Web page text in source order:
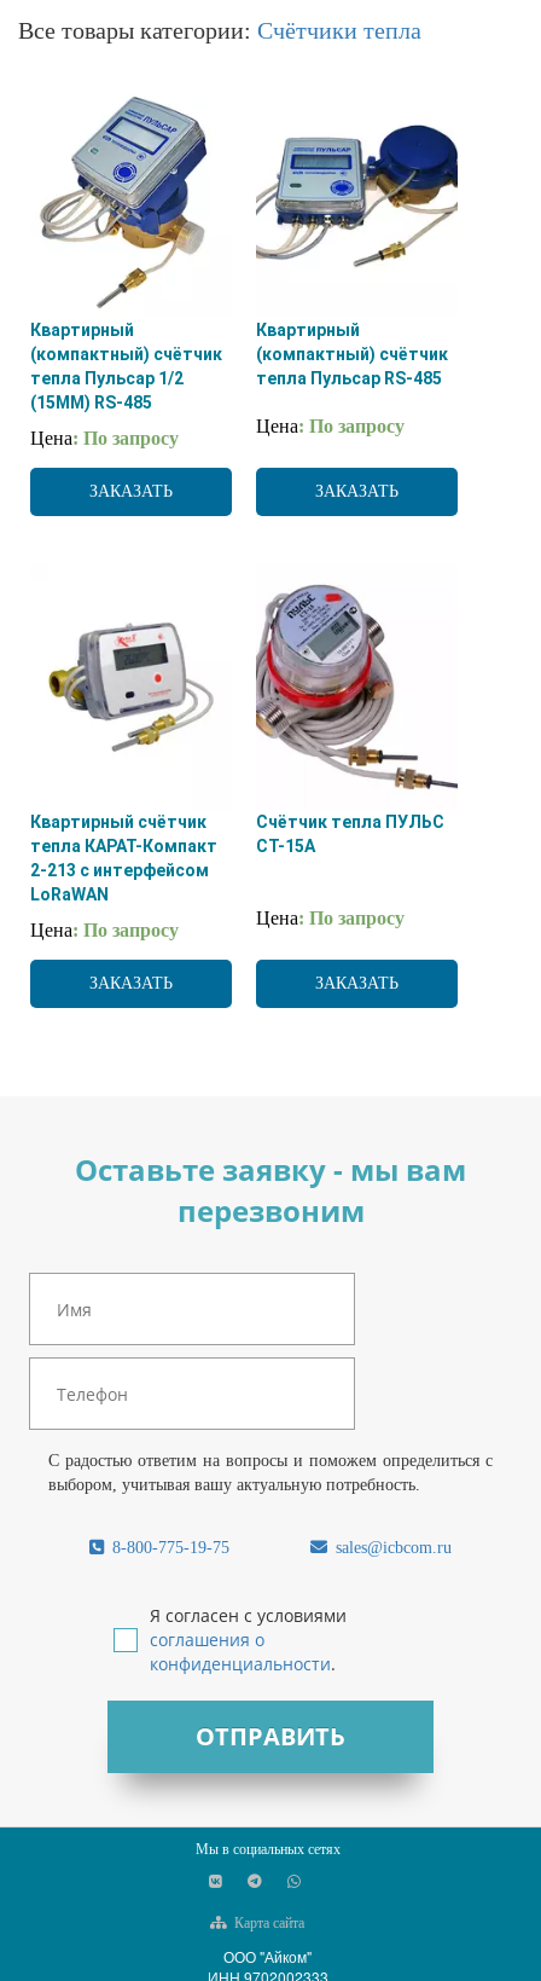
Все товары категории: Счётчики тепла
Квартирный
(компактный) счётчик
тепла Пульсар 1/2
(15ММ) RS-485
Цена: По запросу
ЗАКАЗАТЬ
Квартирный
(компактный) счётчик
тепла Пульсар RS-485
Цена: По запросу
ЗАКАЗАТЬ
Квартирный счётчик
тепла КАРАТ-Компакт
2-213 с интерфейсом
LoRaWAN
Цена: По запросу
ЗАКАЗАТЬ
Счётчик тепла ПУЛЬС
СТ-15А
Цена: По запросу
ЗАКАЗАТЬ
Оставьте заявку - мы вам
перезвоним
С радостью ответим на вопросы и поможем определиться с
выбором, учитывая вашу актуальную потребность.
8-800-775-19-75 sales@icbcom.ru
Я согласен с условиями
соглашения о
конфиденциальности.
ОТПРАВИТЬ
Мы в социальных сетях
Карта сайта
ООО "Айком"